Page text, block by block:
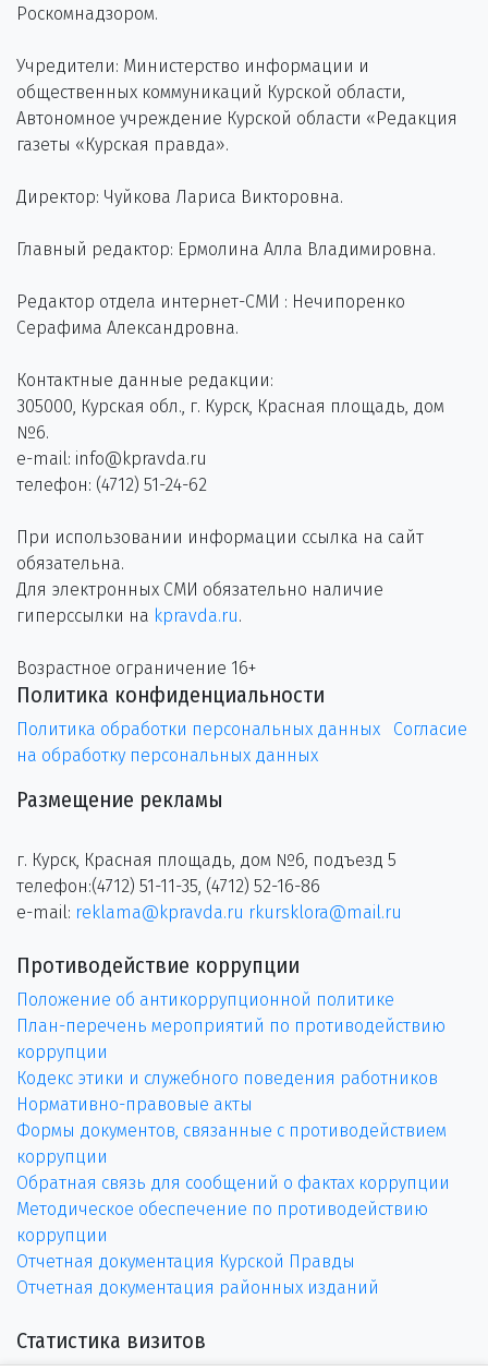
Роскомнадзором.
Учредители: Министерство информации и
общественных коммуникаций Курской области,
Автономное учреждение Курской области «Редакция
газеты «Курская правда».
Директор: Чуйкова Лариса Викторовна.
Главный редактор: Ермолина Алла Владимировна.
Редактор отдела интернет-СМИ : Нечипоренко
Серафима Александровна.
Контактные данные редакции:
305000, Курская обл., г. Курск, Красная площадь, дом
№6.
e-mail: info@kpravda.ru
телефон: (4712) 51-24-62
При использовании информации ссылка на сайт
обязательна.
Для электронных СМИ обязательно наличие
гиперссылки на kpravda.ru.
Возрастное ограничение 16+
Политика конфиденциальности
Политика обработки персональных данных
Согласие
на обработку персональных данных
Размещение рекламы
г. Курск, Красная площадь, дом №6, подъезд 5
телефон:(4712) 51-11-35, (4712) 52-16-86
e-mail: reklama@kpravda.ru rkursklora@mail.ru
Противодействие коррупции
Положение об антикоррупционной политике
План-перечень мероприятий по противодействию
коррупции
Кодекс этики и служебного поведения работников
Нормативно-правовые акты
Формы документов, связанные с противодействием
коррупции
Обратная связь для сообщений о фактах коррупции
Методическое обеспечение по противодействию
коррупции
Отчетная документация Курской Правды
Отчетная документация районных изданий
Статистика визитов